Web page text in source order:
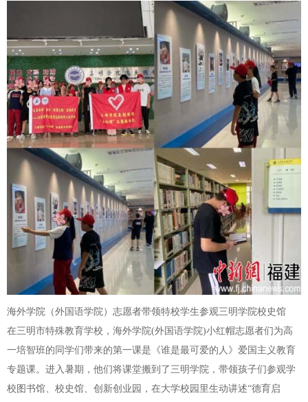
海外学院（外国语学院）志愿者带领特校学生参观三明学院校史馆
在三明市特殊教育学校，海外学院(外国语学院)小红帽志愿者们为高
一培智班的同学们带来的第一课是《谁是最可爱的人》爱国主义教育
专题课。进入暑期，他们将课堂搬到了三明学院，带领孩子们参观学
校图书馆、校史馆、创新创业园，在大学校园里生动讲述“德育启